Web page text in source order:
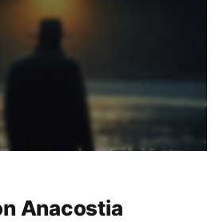
Anacostia